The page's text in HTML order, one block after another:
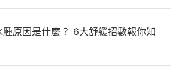
腫原因是什麼？ 6大舒緩招數報你知